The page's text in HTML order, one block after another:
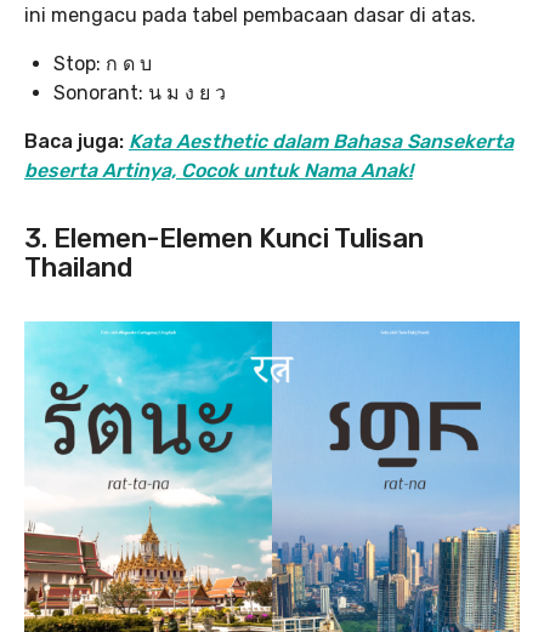
ini mengacu pada tabel pembacaan dasar di atas.
Stop: ก ด บ
Sonorant: น ม ง ย ว
Baca juga: Kata Aesthetic dalam Bahasa Sansekerta
beserta Artinya, Cocok untuk Nama Anak!
3. Elemen-Elemen Kunci Tulisan
Thailand